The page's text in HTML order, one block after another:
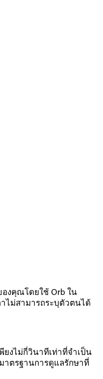
องคุณโดยใช้ Orb ใน
ไม่สามารถระบุตัวตนได้
ยงไม่กี่วินาทีเท่าที่จำเป็น
าตรฐานการดูแลรักษาที่